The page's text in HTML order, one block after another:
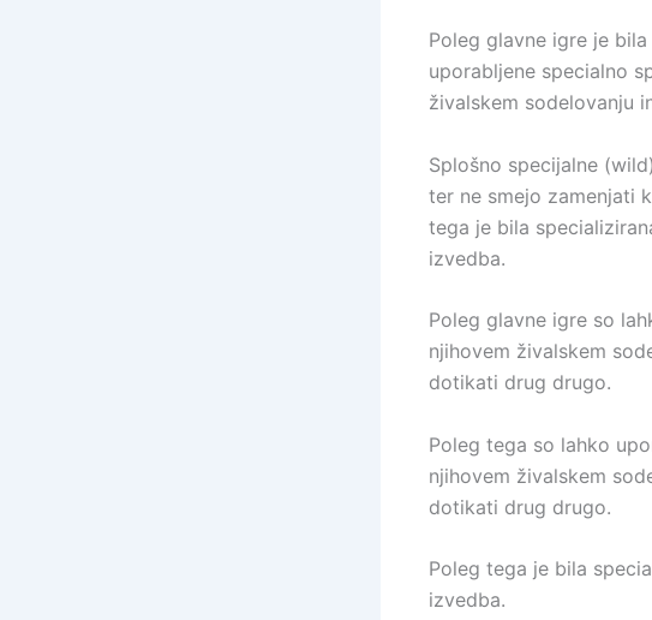
Poleg glavne igre je
uporabljene specialno
živalskem sodelovanju
Splošno specijalne
ter ne smejo zamenjati
tega je bila
izvedba.
Poleg glavne igre so
njihovem živalskem
dotikati drug drugo.
Poleg tega so lahko
njihovem živalskem
dotikati drug drugo.
Poleg tega je bila
izvedba.